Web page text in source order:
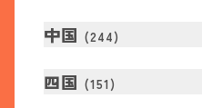
中国 (244)
四国 (151 )